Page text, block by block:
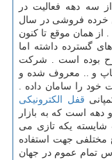
سه دهه فعالیت در
خرده فروشی در سال
. از همان موقع تا کنون
گسترده داشته اما
بوده است . شرکت
و .. معروف شده و
خود را سامان داده .
قفل الکترونیکی
دهه است که به بازار
شایسته یکه تازی می
مختلفی جهت استفاده
تمام عموم در جهان